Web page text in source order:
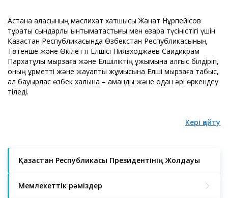
Қазақстан Республикасы Президентінің Жолдауы
Мемлекеттік рәміздер
Астана қаласының мәслихат хатшысы Жанат Нұрпейісов
тұрақты сындарлы ынтымақтастығы мен өзара түсіністігі үшін
Қазақстан Республикасында Өзбекстан Республикасының
Төтенше және Өкілетті Елшісі Ниязходжаев Саидикрам
Пархатұлы мырзаға және Елшіліктің ұжымына алғыс білдіріп,
оның құрметті және жауапты жұмысына Елші мырзаға табыс,
ал бауырлас өзбек халқына – амандық және одан әрі өркендеу
тіледі.
Кері қайту